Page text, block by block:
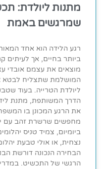
מתנות ליולדת:
שמרגשים באמת
רגע הלידה הוא אחד
ביותר בחיים, אך לעיתים
מוצאים את עצמם אובדי
המושלמת שתצליח לבטא
ליולדת הטרייה. בעוד
הדרך המשותפת, מתנת
את הרגע המכונן בו
מחפשים שרשרת זהב עם
ביומיום, צמיד טניס
נצחית, או אולי טבעת
הבחירה הנכונה דורשת
הרגשי של התכשיט.